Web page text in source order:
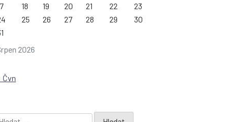
2026
18 19 20 21 22
23
25 26 27 28 29
30
Čvn
Vyhledávání